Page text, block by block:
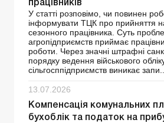
працівників
У статті розповімо, чи повинен
інформувати ТЦК про прийняття
сезонного працівника. Суть
агропідприємств приймає
роботи. Через значні штрафні
порядку ведення військового
сільгосппідприємств виникає
13.07.2026
Компенсація комунальних
бухоблік та податок на